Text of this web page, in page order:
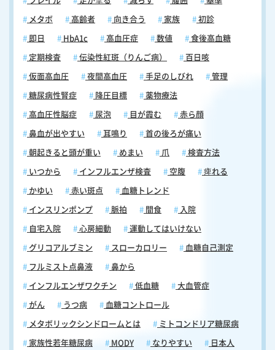
メタボ 高齢者 向き合う 家族 初診
即日 HbA1c 高血圧症 数値 食後高血糖
定期検査 伝染性紅斑（りんご病） 百日咳
仮面高血圧 夜間高血圧 手足のしびれ 管理
糖尿病性腎症 降圧目標 薬物療法
高血圧性脳症 尿泡 目が霞む 赤ら顔
鼻血が出やすい 耳鳴り 首の後ろが痛い
朝起きると頭が重い めまい 爪 検査方法
いつから インフルエンザ検査 空腹 痺れる
かゆい 赤い斑点 血糖トレンド
インスリンポンプ 脈拍 間食 入院
自宅入院 心房細動 運動してはいけない
グリコアルブミン スローカロリー 血糖自己測定
フルミスト点鼻液 鼻から
インフルエンザワクチン 低血糖 大血管症
がん うつ病 血糖コントロール
メタボリックシンドロームとは ミトコンドリア糖尿病
家族性若年糖尿病 MODY なりやすい 日本人